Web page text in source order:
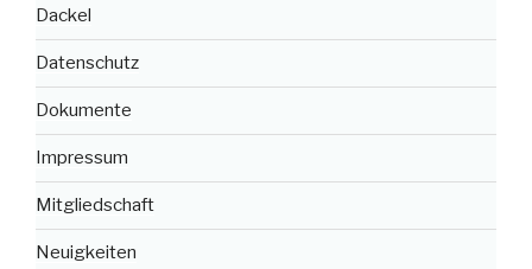
Dackel
Datenschutz
Dokumente
Impressum
Mitgliedschaft
Neuigkeiten